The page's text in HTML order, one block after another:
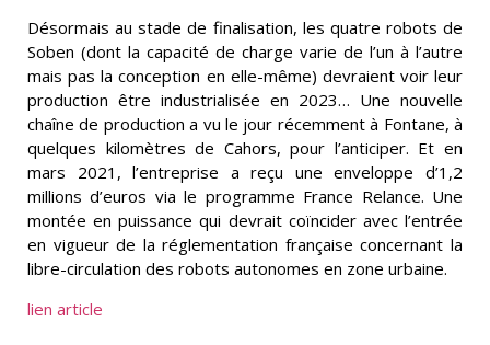
Désormais au stade de finalisation, les quatre robots de
Soben (dont la capacité de charge varie de l’un à l’autre
mais pas la conception en elle-même) devraient voir leur
production être industrialisée en 2023… Une nouvelle
chaîne de production a vu le jour récemment à Fontane, à
quelques kilomètres de Cahors, pour l’anticiper. Et en
mars 2021, l’entreprise a reçu une enveloppe d’1,2
millions d’euros via le programme France Relance. Une
montée en puissance qui devrait coïncider avec l’entrée
en vigueur de la réglementation française concernant la
libre-circulation des robots autonomes en zone urbaine.
lien article